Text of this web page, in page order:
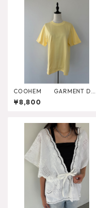
COOHEM GARMENT DYE
D SOLID T-SHIRT（Short Sle
eve Crew）
¥8,800